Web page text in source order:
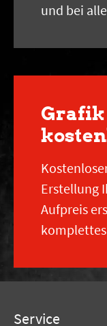
und bei
Grafik
Erstellung
Aufpreis
Service